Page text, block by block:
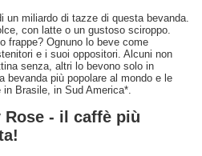
un miliardo di tazze di questa bevanda.
con latte o un gustoso sciroppo.
frappe? Ognuno lo beve come
e i suoi oppositori. Alcuni non
senza, altri lo bevono solo in
bevanda più popolare al mondo e le
Brasile, in Sud America*.
- il caffè più